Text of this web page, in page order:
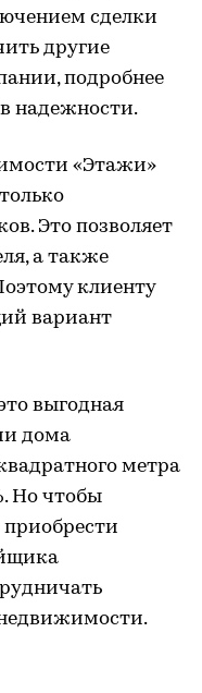
сделки
другие
подробнее
в надежности.
«Этажи»
Это позволяет
а также
клиенту
вариант
выгодная
дома
метра
Но чтобы